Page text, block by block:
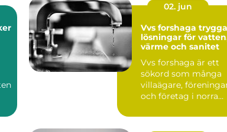
02. jun
Vvs forshaga trygga
lösningar för
värme och sanitet
Vvs forshaga är ett
sökord som många
villaägare,
och företag i norra
nä...